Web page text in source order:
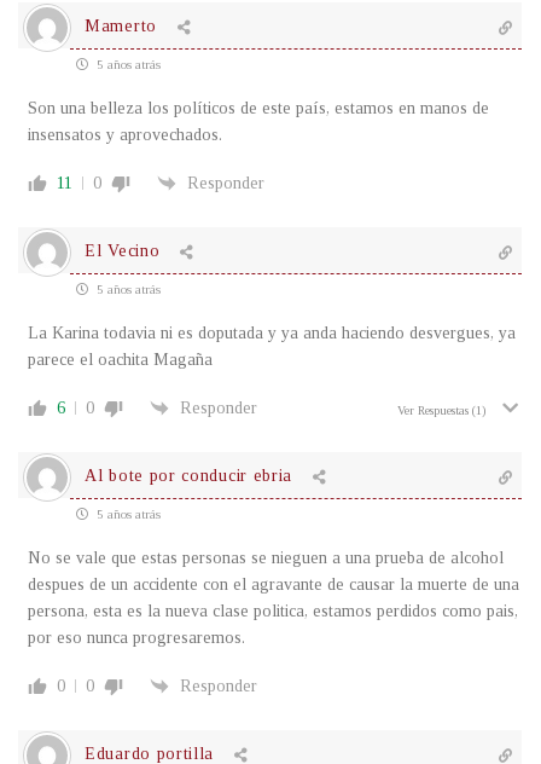
Mamerto
5 años atrás
Son una belleza los políticos de este país, estamos en manos de
insensatos y aprovechados.
11 0 Responder
El Vecino
5 años atrás
La Karina todavia ni es doputada y ya anda haciendo desvergues, ya
parece el oachita Magaña
6 0 Responder Ver Respuestas (1)
Al bote por conducir ebria
5 años atrás
No se vale que estas personas se nieguen a una prueba de alcohol
despues de un accidente con el agravante de causar la muerte de una
persona, esta es la nueva clase politica, estamos perdidos como pais,
por eso nunca progresaremos.
0 0 Responder
Eduardo portilla